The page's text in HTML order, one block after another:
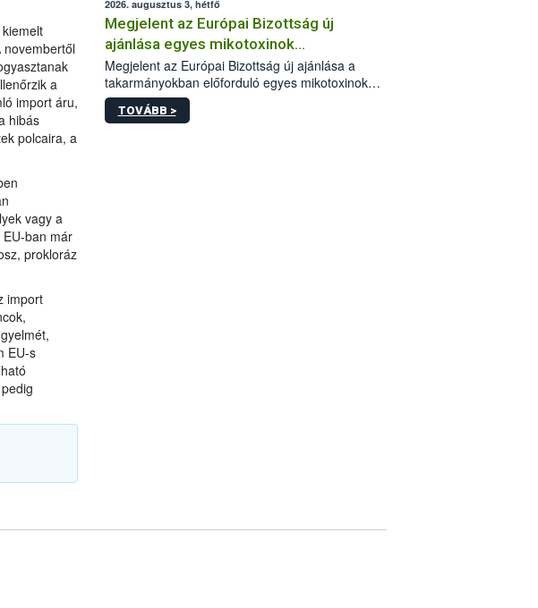
a
import áru,
hibás
polcaira, a
vagy a
ban már
prokloráz
import
EU-s
2026. augusztus 3, hétfő
Megjelent az Európai Bizottság új
ajánlása egyes mikotoxinok
takarmányokban való jelenlétéről
Megjelent az Európai Bizottság új ajánlása a
takarmányokban előforduló egyes mikotoxinokkal
kapcsolatban. A dokumentum 2027-től új
irányértékek alkalmazását írja elő, és a jelenleg
TOVÁBB >